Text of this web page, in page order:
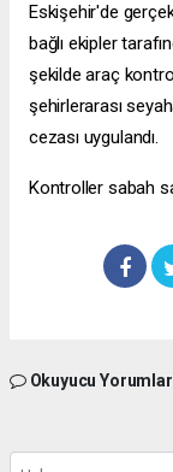
Eskişehir'de
bağlı ekipler
şekilde araç
şehirlerarası
cezası uygulandı.
Kontroller sabah
Okuyucu